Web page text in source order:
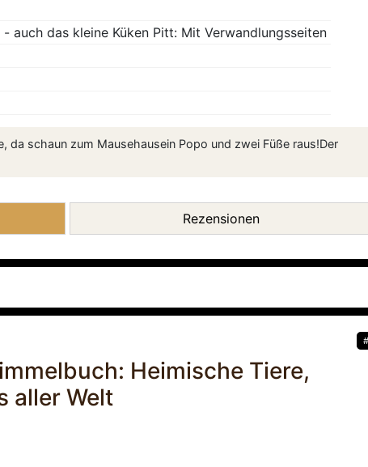
auch das kleine Küken Pitt: Mit Verwandlungsseiten
da schaun zum Mausehausein Popo und zwei Füße raus!Der
Rezensionen
Heimische Tiere,
aller Welt